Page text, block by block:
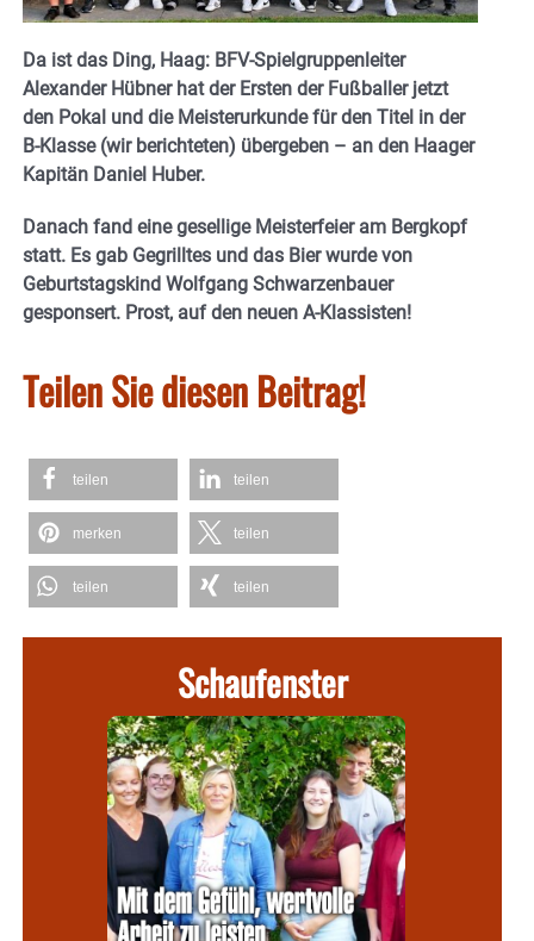
Da ist das Ding, Haag: BFV-Spielgruppenleiter
Alexander Hübner hat der Ersten der Fußballer jetzt
den Pokal und die Meisterurkunde für den Titel in der
B-Klasse (wir berichteten) übergeben – an den Haager
Kapitän Daniel Huber.
Danach fand eine gesellige Meisterfeier am Bergkopf
statt. Es gab Gegrilltes und das Bier wurde von
Geburtstagskind Wolfgang Schwarzenbauer
gesponsert. Prost, auf den neuen A-Klassisten!
Teilen Sie diesen Beitrag!
teilen teilen
merken teilen
teilen teilen
Schaufenster